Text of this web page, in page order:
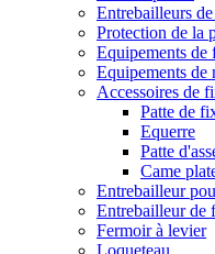
Entrebailleurs
Protection de la
Equipements de
Equipements de
Accessoires de
Patte de
Equerre
Patte
Came
Entrebailleur
Entrebailleur de
Fermoir à levier
Loqueteau